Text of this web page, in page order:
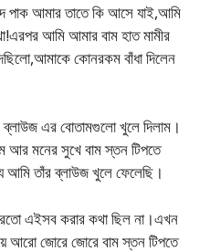
পাক আমার তাতে কি আসে যাই,আমি
আমি আমার বাম হাত মামীর
কোনরকম বাঁধা দিলেন
ব্লাউজ এর বোতামগুলো খুলে দিলাম।
আর মনের সুখে বাম স্তন টিপতে
আমি তাঁর ব্লাউজ খুলে ফেলেছি।
এইসব করার কথা ছিল না।এখন
আরো জোরে জোরে বাম স্তন টিপতে